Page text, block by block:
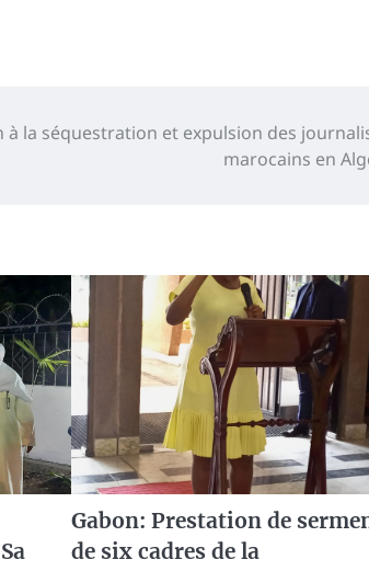
à la séquestration et expulsion des
marocains en
Gabon: Prestation de
de six cadres de la